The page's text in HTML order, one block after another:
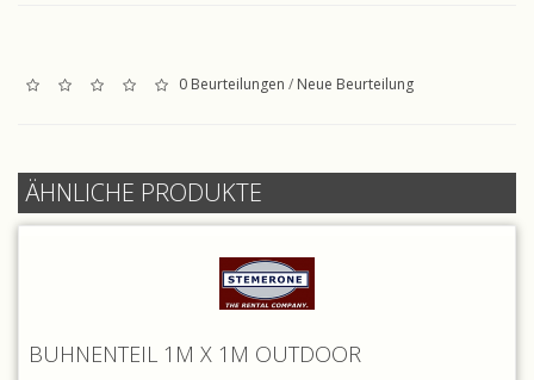
0 Beurteilungen / Neue Beurteilung
ÄHNLICHE PRODUKTE
BÜHNENTEIL 1M X 1M OUTDOOR